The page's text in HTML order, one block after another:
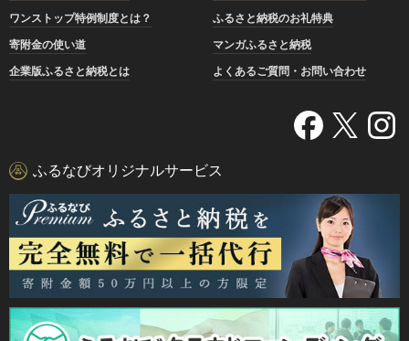
ワンストップ特例制度とは？
ふるさと納税のお礼特典
寄附金の使い道
マンガふるさと納税
企業版ふるさと納税とは
よくあるご質問・お問い合わせ
ふるなびオリジナルサービス